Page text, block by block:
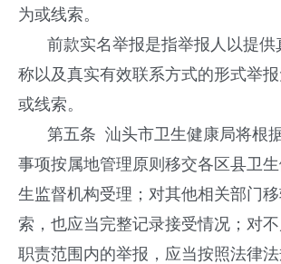
为或线索。
前款实名举报是指举报人以提供
称以及真实有效联系方式的形式举
或线索。
第五条 汕头市卫生健康局将根
事项按属地管理原则移交各区县卫
生监督机构受理；对其他相关部门
索，也应当完整记录接受情况；对
职责范围内的举报，应当按照法律